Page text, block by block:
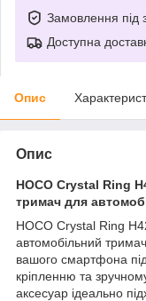
Замовлення під
Доступна
Опис
Опис
HOCO Crystal Ring
тримач для
HOCO Crystal Ring
автомобільний
вашого смартфона
кріпленню та
аксесуар ідеально